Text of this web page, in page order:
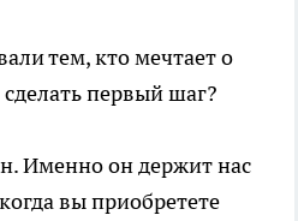
тем, кто мечтает о
первый шаг?
Именно он держит нас
вы приобретете